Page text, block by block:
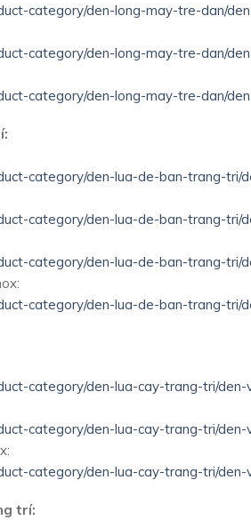
category/den-long-may-tre-dan/
category/den-long-may-tre-dan/
category/den-long-may-tre-dan/
category/den-lua-de-ban-trang-tri/
category/den-lua-de-ban-trang-tri/
category/den-lua-de-ban-trang-tri/
category/den-lua-de-ban-trang-tri/
category/den-lua-cay-trang-tri/
category/den-lua-cay-trang-tri/
category/den-lua-cay-trang-tri/
trí: